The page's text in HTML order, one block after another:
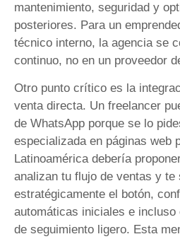
mantenimiento, seguridad y
posteriores. Para un
técnico interno, la agencia se
continuo, no en un proveedor
Otro punto crítico es la
venta directa. Un freelancer
de WhatsApp porque se lo
especializada en páginas web
Latinoamérica debería
analizan tu flujo de ventas y te
estratégicamente el botón,
automáticas iniciales e
de seguimiento ligero. Esta